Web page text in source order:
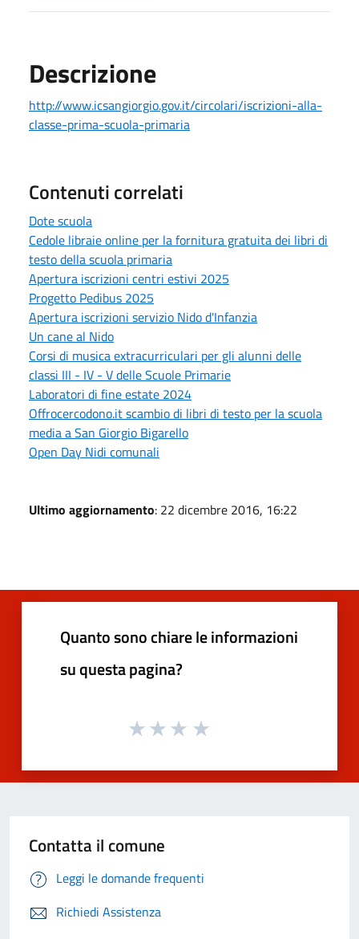
Descrizione
http://www.icsangiorgio.gov.it/circolari/iscrizioni-alla-
classe-prima-scuola-primaria
Contenuti correlati
Dote scuola
Cedole libraie online per la fornitura gratuita dei libri di
testo della scuola primaria
Apertura iscrizioni centri estivi 2025
Progetto Pedibus 2025
Apertura iscrizioni servizio Nido d'Infanzia
Un cane al Nido
Corsi di musica extracurriculari per gli alunni delle
classi III - IV - V delle Scuole Primarie
Laboratori di fine estate 2024
Offrocercodono.it scambio di libri di testo per la scuola
media a San Giorgio Bigarello
Open Day Nidi comunali
Ultimo aggiornamento: 22 dicembre 2016, 16:22
Quanto sono chiare le informazioni
su questa pagina?
Contatta il comune
Leggi le domande frequenti
Richiedi Assistenza